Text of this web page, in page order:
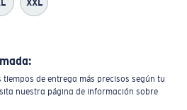
XXL
de entrega más precisos según tu
nuestra página de información sobre